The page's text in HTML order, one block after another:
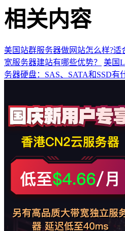
相关内容
美国站群服务器做网站怎么样?适
宽服务器建站有哪些优势？
美国
务器硬盘：SAS、SATA和SSD有